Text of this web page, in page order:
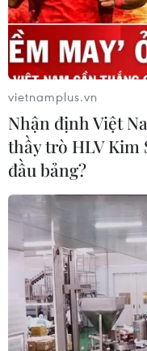
#Bức tranh #Nghệ
vietnamplus.vn
Nhận định Việt
thầy trò HLV Kim
đầu bảng?